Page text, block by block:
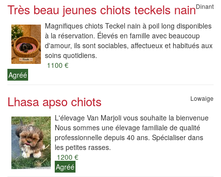
Très beau jeunes chiots teckels nainDinant
Magnifiques chiots Teckel nain à poil long disponibles
à la réservation. Élevés en famille avec beaucoup
d'amour, ils sont sociables, affectueux et habitués aux
soins quotidiens.
1100 €
Agréé
Lhasa apso chiots Lowaige
L'élevage Van Marjoli vous souhaite la bienvenue
Nous sommes une élevage familiale de qualité
professionnelle depuis 40 ans. Spécialiser dans
les petites rasses.
1200 €
Agréé